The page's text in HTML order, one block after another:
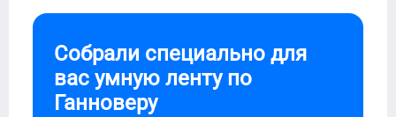
Собрали специально для
вас умную ленту по
Ганноверу